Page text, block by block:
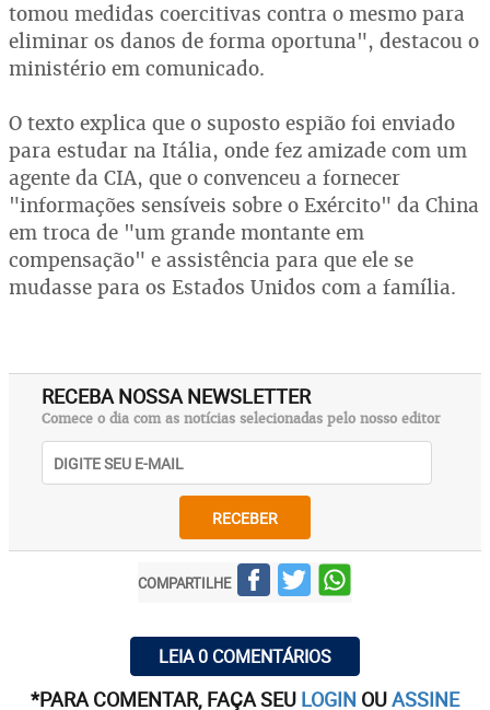
tomou medidas coercitivas contra o mesmo para
eliminar os danos de forma oportuna", destacou o
ministério em comunicado.
O texto explica que o suposto espião foi enviado
para estudar na Itália, onde fez amizade com um
agente da CIA, que o convenceu a fornecer
"informações sensíveis sobre o Exército" da China
em troca de "um grande montante em
compensação" e assistência para que ele se
mudasse para os Estados Unidos com a família.
RECEBA NOSSA NEWSLETTER
Comece o dia com as notícias selecionadas pelo nosso editor
RECEBER
COMPARTILHE
LEIA 0 COMENTÁRIOS
*PARA COMENTAR, FAÇA SEU LOGIN OUASSINE